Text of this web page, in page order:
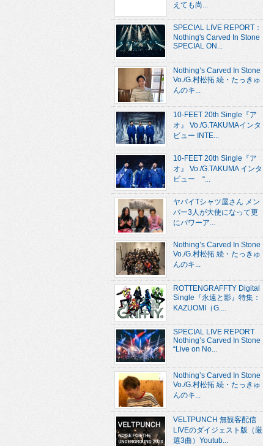
えても尚...
SPECIAL LIVE REPORT：
Nothing's Carved In Stone
SPECIAL ON...
Nothing’s Carved In Stone
Vo./G.村松拓 続・たっきゅ
んのキ...
10-FEET 20th Single『ア
オ』 Vo./G.TAKUMAインタ
ビュー INTE...
10-FEET 20th Single『ア
オ』 Vo./G.TAKUMA インタ
ビュー “...
ヤバイTシャツ屋さん メン
バー3人が大使になって更
にパワーア...
Nothing’s Carved In Stone
Vo./G.村松拓 続・たっきゅ
んのキ...
ROTTENGRAFFTY Digital
Single『永遠と影』特集：
KAZUOMI（G....
SPECIAL LIVE REPORT
Nothing’s Carved In Stone
“Live on No...
Nothing’s Carved In Stone
Vo./G.村松拓 続・たっきゅ
んのキ...
VELTPUNCH 無観客配信
LIVEのダイジェスト版（厳
選3曲）Youtub...